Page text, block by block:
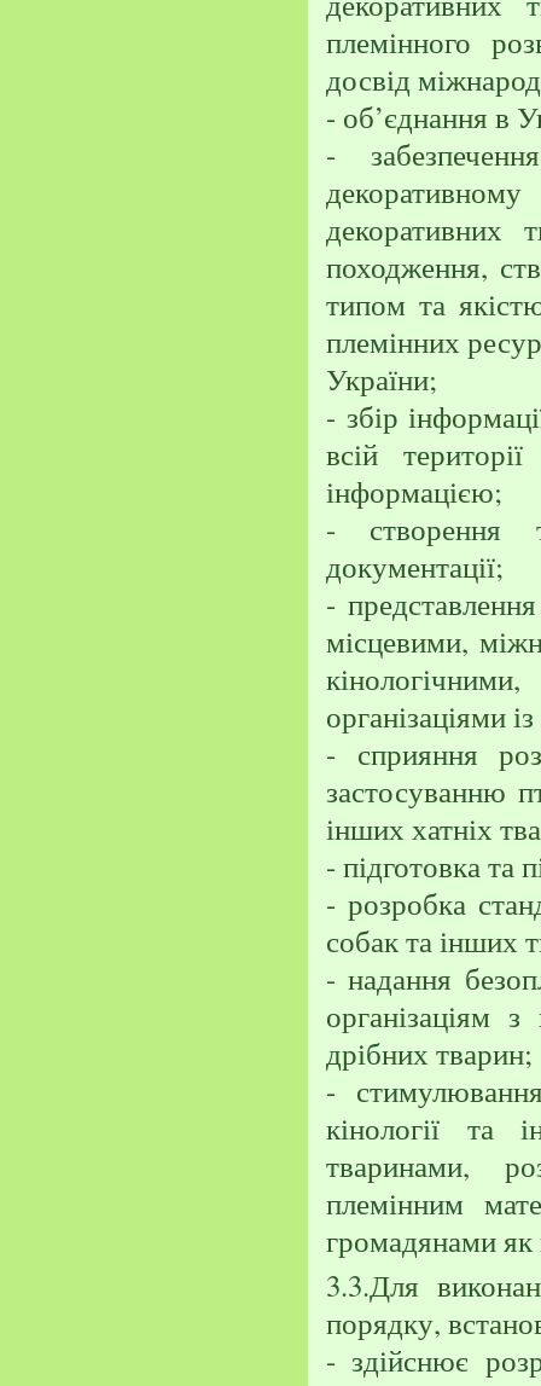
племінного
досвід
- об’єднання в
-
декоративних
походження,
типом та
племінних
України;
- збір
всій
інформацією;
- створення
документації;
-
місцевими,
організаціями
- сприяння
застосуванню
інших хатніх
- підготовка та
- розробка
собак та інших
- надання
організаціям
дрібних тварин;
-
кінології та
тваринами,
племінним
громадянами як
3.3.Для
порядку,
- здійснює